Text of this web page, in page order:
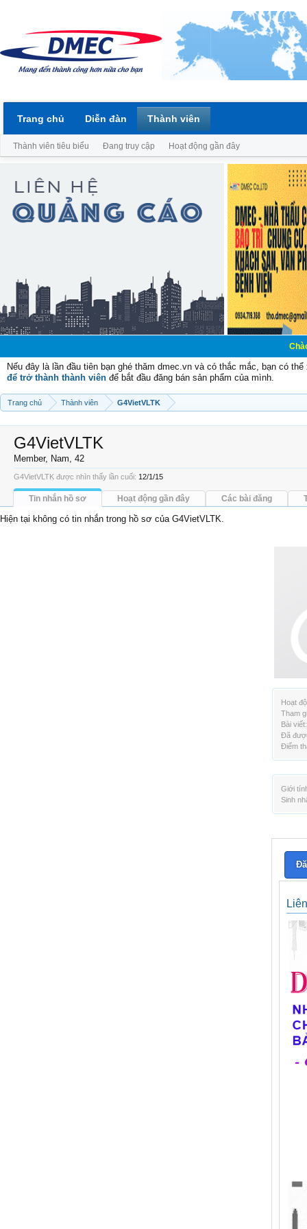
Chào mừng
Nếu đây là lần đầu tiên bạn ghé thăm dmec.vn và có thắc mắc, bạn có
để trở thành thành viên để bắt đầu đăng bán sản phẩm của mình.
Trang chủ Thành viên G4VietVLTK
Hoạt
Tham
Bài viết:
Đã
Điểm
Giới
Sinh
G4VietVLTK
Member, Nam, 42
G4VietVLTK được nhìn thấy lần cuối: 12/1/15
Tin nhắn hồ sơ Hoạt động gần đây Các bài đăng
Hiện tại không có tin nhắn trong hồ sơ của G4VietVLTK.
Trang chủ Diễn đàn Thành viên
Thành viên tiêu biểu Đang truy cập Hoạt động gần đây